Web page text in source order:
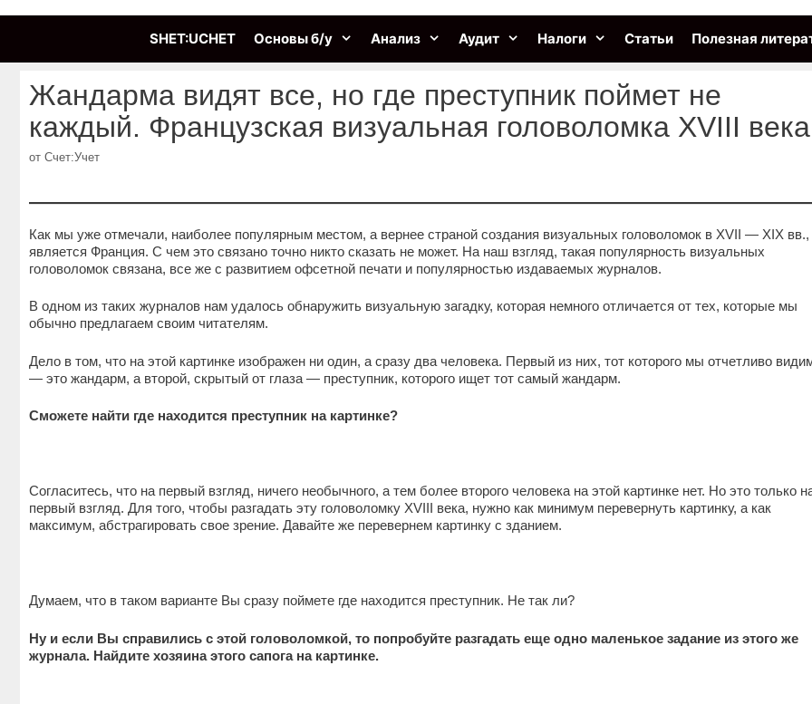
SHET:UCHET Основы б/у Анализ Аудит Налоги Статьи Полезная
Жандарма видят все, но где преступник поймет не
каждый. Французская визуальная головоломка XVIII века
от Счет:Учет
Как мы уже отмечали, наиболее популярным местом, а вернее страной создания визуальных головоломок в XVII — XIX вв.,
является Франция. С чем это связано точно никто сказать не может. На наш взгляд, такая популярность визуальных
головоломок связана, все же с развитием офсетной печати и популярностью издаваемых журналов.
В одном из таких журналов нам удалось обнаружить визуальную загадку, которая немного отличается от тех, которые мы
обычно предлагаем своим читателям.
Дело в том, что на этой картинке изображен ни один, а сразу два человека. Первый из них, тот которого мы отчетливо
— это жандарм, а второй, скрытый от глаза — преступник, которого ищет тот самый жандарм.
Сможете найти где находится преступник на картинке?
Согласитесь, что на первый взгляд, ничего необычного, а тем более второго человека на этой картинке нет. Но это только
первый взгляд. Для того, чтобы разгадать эту головоломку XVIII века, нужно как минимум перевернуть картинку, а как
максимум, абстрагировать свое зрение. Давайте же перевернем картинку с зданием.
Думаем, что в таком варианте Вы сразу поймете где находится преступник. Не так ли?
Ну и если Вы справились с этой головоломкой, то попробуйте разгадать еще одно маленькое задание из этого же
журнала. Найдите хозяина этого сапога на картинке.